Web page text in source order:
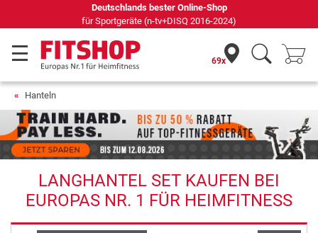
Seit 42 Jahren Ihr Experte für Heimfitness
69x
Hanteln
LANGHANTEL SET KAUFEN BEI
EUROPAS NR. 1 FÜR HEIMFITNESS